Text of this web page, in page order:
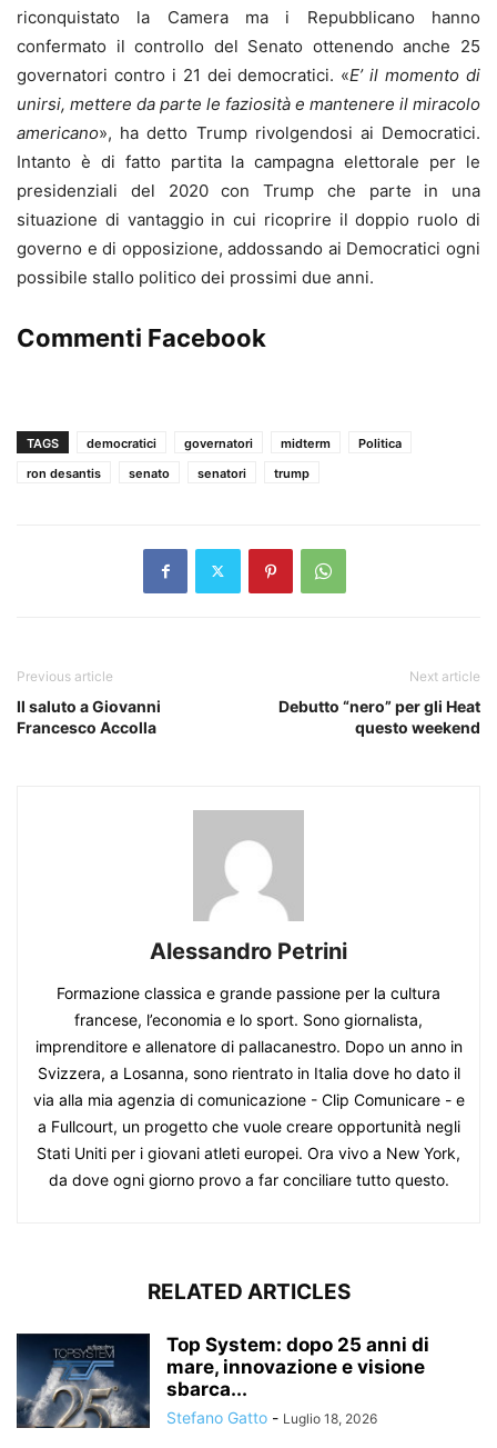
riconquistato la Camera ma i Repubblicano hanno
confermato il controllo del Senato ottenendo anche 25
governatori contro i 21 dei democratici. «E’ il momento di
unirsi, mettere da parte le faziosità e mantenere il miracolo
americano», ha detto Trump rivolgendosi ai Democratici.
Intanto è di fatto partita la campagna elettorale per le
presidenziali del 2020 con Trump che parte in una
situazione di vantaggio in cui ricoprire il doppio ruolo di
governo e di opposizione, addossando ai Democratici ogni
possibile stallo politico dei prossimi due anni.
Commenti Facebook
TAGS democratici governatori midterm
Politica
ron desantis
senato senatori trump
Previous article
Il saluto a Giovanni
Francesco Accolla
Next article
Debutto “nero” per gli Heat
questo weekend
Alessandro Petrini
Formazione classica e grande passione per la cultura
francese, l’economia e lo sport. Sono giornalista,
imprenditore e allenatore di pallacanestro. Dopo un anno in
Svizzera, a Losanna, sono rientrato in Italia dove ho dato il
via alla mia agenzia di comunicazione - Clip Comunicare - e
a Fullcourt, un progetto che vuole creare opportunità negli
Stati Uniti per i giovani atleti europei. Ora vivo a New York,
da dove ogni giorno provo a far conciliare tutto questo.
RELATED ARTICLES
Top System: dopo 25 anni di
mare, innovazione e visione
sbarca...
Stefano Gatto - Luglio 18, 2026